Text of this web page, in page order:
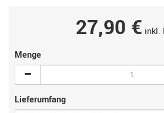
27,90 € inkl.
Menge
Lieferumfang